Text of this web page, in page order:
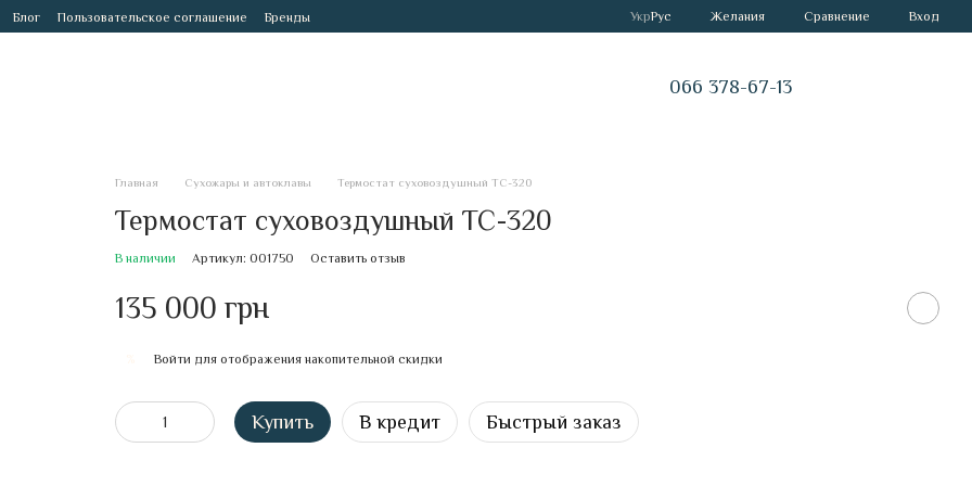
Блог Пользовательское соглашение Бренды УкрРус Желания Сравнение Вход
066 378-67-13
Главная Сухожары и автоклавы Термостат суховоздушный ТС-320
Термостат суховоздушный ТС-320
В наличии Артикул: 001750 Оставить отзыв
135 000 грн
Войти для отображения накопительной скидки
Купить В кредит Быстрый заказ